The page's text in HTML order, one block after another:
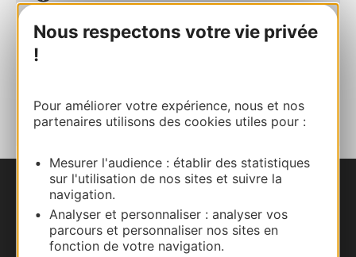
Nous respectons votre vie privée
!
Pour améliorer votre expérience, nous et nos
partenaires utilisons des cookies utiles pour :
Mesurer l'audience : établir des statistiques
sur l'utilisation de nos sites et suivre la
navigation.
Analyser et personnaliser : analyser vos
parcours et personnaliser nos sites en
fonction de votre navigation.
Facebook
Nous contacter
Carte interactive